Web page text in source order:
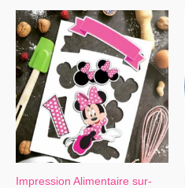
Impression Alimentaire sur-
Plage
de
prix :
€5.00
à
€9.00